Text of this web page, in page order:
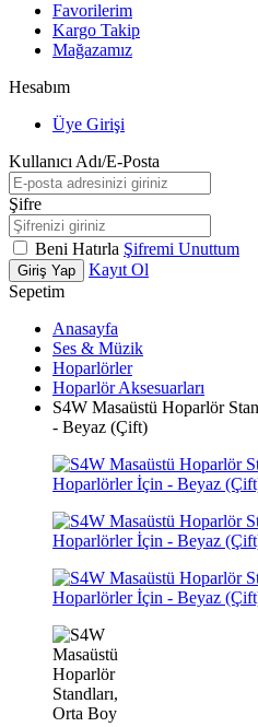
Favorilerim
Kargo Takip
Mağazamız
Hesabım
Üye Girişi
Kullanıcı Adı/E-Posta
Şifre
Beni Hatırla Şifremi Unuttum
Giriş Yap
Kayıt Ol
Sepetim
Anasayfa
Ses & Müzik
Hoparlörler
Hoparlör Aksesuarları
S4W Masaüstü Hoparlör
- Beyaz (Çift)